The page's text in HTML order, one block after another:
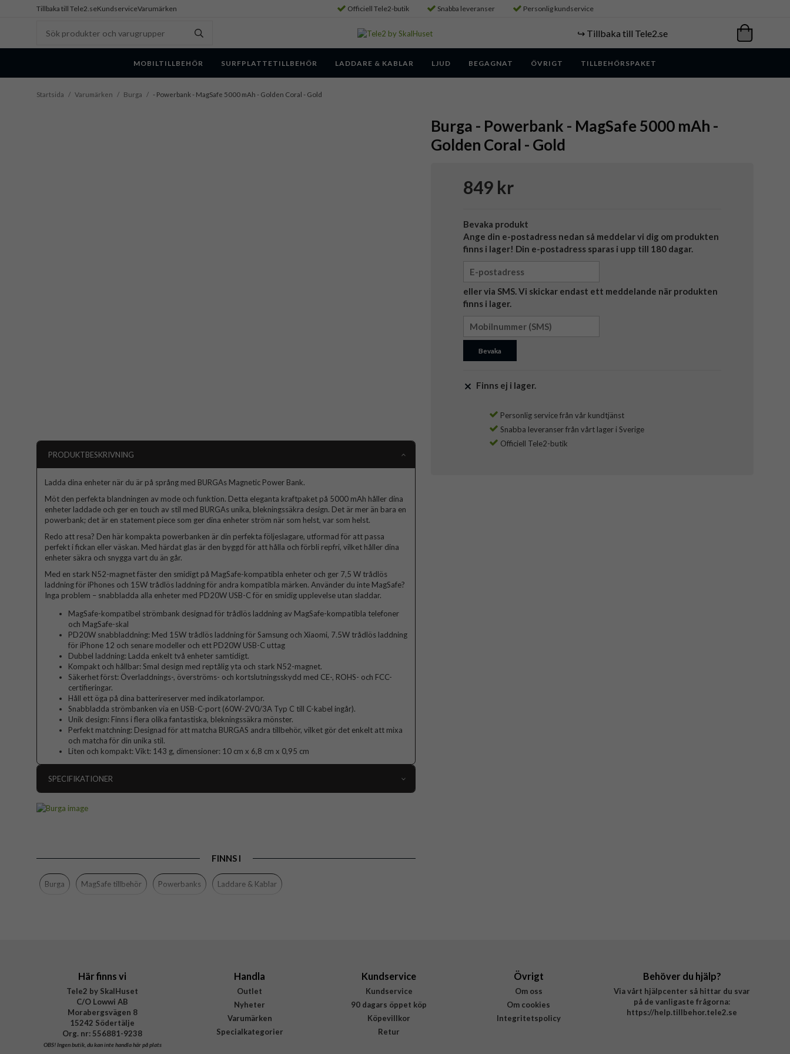
Tillbaka till Tele2.seKundserviceVarumärken Officiell Tele2-butik Snabba leveranser Personlig kundservice
↪️ Tillbaka till Tele2.se
MOBILTILLBEHÖR SURFPLATTETILLBEHÖR LADDARE & KABLAR LJUD BEGAGNAT ÖVRIGT TILLBEHÖRSPAKET
Startsida / Varumärken / Burga / - Powerbank - MagSafe 5000 mAh - Golden Coral - Gold
Burga - Powerbank - MagSafe 5000 mAh -
Golden Coral - Gold
849 kr
Bevaka produkt
Ange din e-postadress nedan så meddelar vi dig om produkten
finns i lager! Din e-postadress sparas i upp till 180 dagar.
eller via SMS. Vi skickar endast ett meddelande när produkten
finns i lager.
Bevaka
Finns ej i lager.
Personlig service från vår kundtjänst
Snabba leveranser från vårt lager i Sverige
Officiell Tele2-butik
PRODUKTBESKRIVNING
Ladda dina enheter när du är på språng med BURGAs Magnetic Power Bank.
Möt den perfekta blandningen av mode och funktion. Detta eleganta kraftpaket på 5000 mAh håller dina
enheter laddade och ger en touch av stil med BURGAs unika, blekningssäkra design. Det är mer än bara en
powerbank; det är en statement piece som ger dina enheter ström när som helst, var som helst.
Redo att resa? Den här kompakta powerbanken är din perfekta följeslagare, utformad för att passa
perfekt i fickan eller väskan. Med härdat glas är den byggd för att hålla och förbli repfri, vilket håller dina
enheter säkra och snygga vart du än går.
Med en stark N52-magnet fäster den smidigt på MagSafe-kompatibla enheter och ger 7,5 W trådlös
laddning för iPhones och 15W trådlös laddning för andra kompatibla märken. Använder du inte MagSafe?
Inga problem – snabbladda alla enheter med PD20W USB-C för en smidig upplevelse utan sladdar.
MagSafe-kompatibel strömbank designad för trådlös laddning av MagSafe-kompatibla telefoner
och MagSafe-skal
PD20W snabbladdning: Med 15W trådlös laddning för Samsung och Xiaomi, 7.5W trådlös laddning
för iPhone 12 och senare modeller och ett PD20W USB-C uttag
Dubbel laddning: Ladda enkelt två enheter samtidigt.
Kompakt och hållbar: Smal design med reptålig yta och stark N52-magnet.
Säkerhet först: Överladdnings-, överströms- och kortslutningsskydd med CE-, ROHS- och FCC-
certifieringar.
Håll ett öga på dina batterireserver med indikatorlampor.
Snabbladda strömbanken via en USB-C-port (60W-2V0/3A Typ C till C-kabel ingår).
Unik design: Finns i flera olika fantastiska, blekningssäkra mönster.
Perfekt matchning: Designad för att matcha BURGAS andra tillbehör, vilket gör det enkelt att mixa
och matcha för din unika stil.
Liten och kompakt: Vikt: 143 g, dimensioner: 10 cm x 6,8 cm x 0,95 cm
SPECIFIKATIONER
Färg
Flerfärgad, Guld
Varumärke
FINNS I
Burga MagSafe tillbehör Powerbanks Laddare & Kablar
Här finns vi
Tele2 by SkalHuset
C/O Lowwi AB
Morabergsvägen 8
15242 Södertälje
Org. nr: 556881-9238
OBS!Ingen butik, du kan inte handla här på plats
Handla
Outlet
Nyheter
Varumärken
Specialkategorier
Kundservice
Kundservice
90 dagars öppet köp
Köpevillkor
Retur
Övrigt
Om oss
Om cookies
Integritetspolicy
Behöver du hjälp?
Via vårt hjälpcenter så hittar du svar
på de vanligaste frågorna:
https://help.tillbehor.tele2.se